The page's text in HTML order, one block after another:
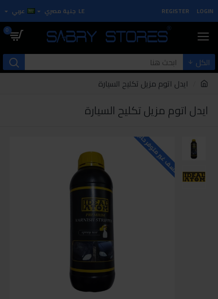
LOGIN
REGISTER
LE جنية مصري عربي
0
الكل
ايدل اتوم مزيل تكليح السيارة
ايدل اتوم مزيل تكليح السيارة
للاسف غير متوفر حاليا